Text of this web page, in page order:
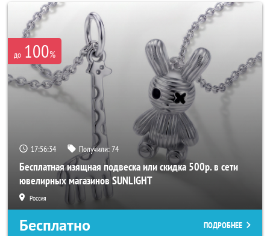
до 100%
17:56:32 Получили:74
Бесплатная изящная подвеска или скидка 500р. в сети
ювелирных магазинов SUNLIGHT
Россия
Бесплатно ПОДРОБНЕЕ